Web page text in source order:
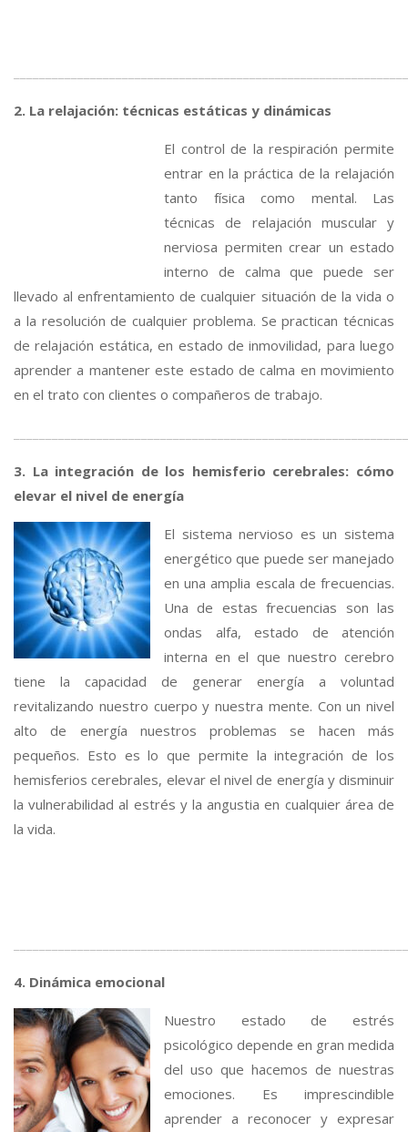
2. La relajación: técnicas estáticas y dinámicas
El control de la respiración permite
entrar en la práctica de la relajación
tanto física como mental. Las
técnicas de relajación muscular y
nerviosa permiten crear un estado
interno de calma que puede ser
llevado al enfrentamiento de cualquier situación de la vida o
a la resolución de cualquier problema. Se practican técnicas
de relajación estática, en estado de inmovilidad, para luego
aprender a mantener este estado de calma en movimiento
en el trato con clientes o compañeros de trabajo.
3. La integración de los hemisferio cerebrales: cómo
elevar el nivel de energía
El sistema nervioso es un sistema
energético que puede ser manejado
en una amplia escala de frecuencias.
Una de estas frecuencias son las
ondas alfa, estado de atención
interna en el que nuestro cerebro
tiene la capacidad de generar energía a voluntad
revitalizando nuestro cuerpo y nuestra mente. Con un nivel
alto de energía nuestros problemas se hacen más
pequeños. Esto es lo que permite la integración de los
hemisferios cerebrales, elevar el nivel de energía y disminuir
la vulnerabilidad al estrés y la angustia en cualquier área de
la vida.
4. Dinámica emocional
Nuestro estado de estrés
psicológico depende en gran medida
del uso que hacemos de nuestras
emociones. Es imprescindible
aprender a reconocer y expresar